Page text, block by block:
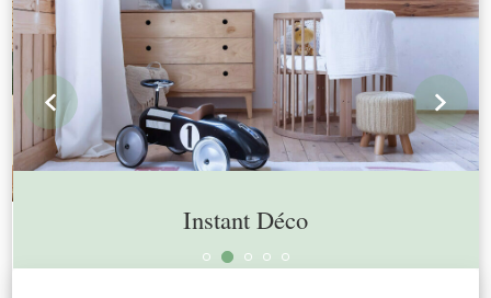
Instant Déco
prev